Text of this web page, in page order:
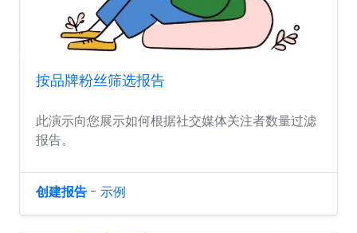
按品牌粉丝筛选报告
此演示向您展示如何根据社交媒体关注者数量过滤
报告。
创建报告 - 示例